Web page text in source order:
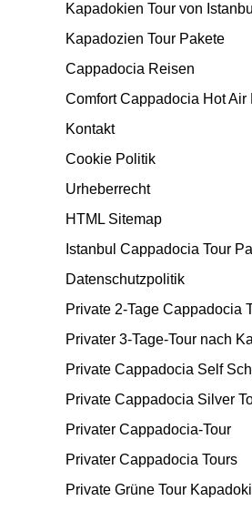
Kapadokien Tour von Istanbul
Kapadozien Tour Pakete
Cappadocia Reisen
Comfort Cappadocia Hot Air
Kontakt
Cookie Politik
Urheberrecht
HTML Sitemap
Istanbul Cappadocia Tour
Datenschutzpolitik
Private 2-Tage Cappadocia
Privater 3-Tage-Tour nach
Private Cappadocia Self
Private Cappadocia Silver
Privater Cappadocia-Tour
Privater Cappadocia Tours
Private Grüne Tour